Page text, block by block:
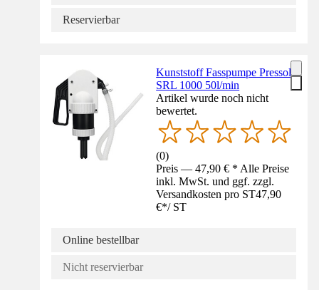
Reservierbar
Kunststoff Fasspumpe Pressol
SRL 1000 50l/min
Artikel wurde noch nicht
bewertet.
(0)
Preis — 47,90 € * Alle Preise
inkl. MwSt. und ggf. zzgl.
Versandkosten pro ST47,90
€*/ ST
Online bestellbar
Nicht reservierbar